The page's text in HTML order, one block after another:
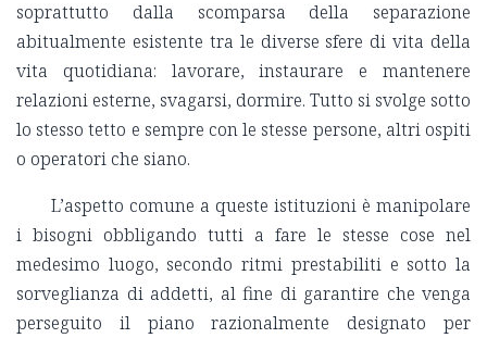
soprattutto dalla scomparsa della separazione
abitualmente esistente tra le diverse sfere di vita della
vita quotidiana: lavorare, instaurare e mantenere
relazioni esterne, svagarsi, dormire. Tutto si svolge sotto
lo stesso tetto e sempre con le stesse persone, altri ospiti
o operatori che siano.
L’aspetto comune a queste istituzioni è manipolare
i bisogni obbligando tutti a fare le stesse cose nel
medesimo luogo, secondo ritmi prestabiliti e sotto la
sorveglianza di addetti, al fine di garantire che venga
perseguito il piano razionalmente designato per